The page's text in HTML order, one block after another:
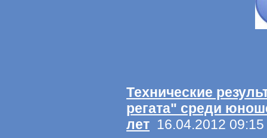
Технические
регата" среди
лет 16.04.2012 09:15